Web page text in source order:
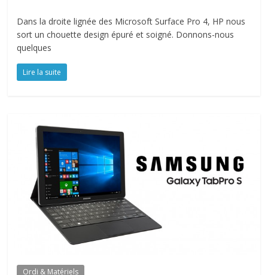
Dans la droite lignée des Microsoft Surface Pro 4, HP nous
sort un chouette design épuré et soigné. Donnons-nous
quelques
Lire la suite
Ordi & Matériels